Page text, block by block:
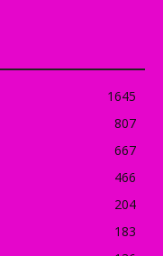
1645
807
667
466
204
183